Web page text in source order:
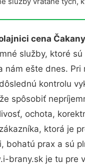
cena Čakany
služby, ktoré
nám ešte dnes.
kontrolu
spôsobiť
ochota,
ktorá je
bohatú prax a sú
brany.sk je tu pre